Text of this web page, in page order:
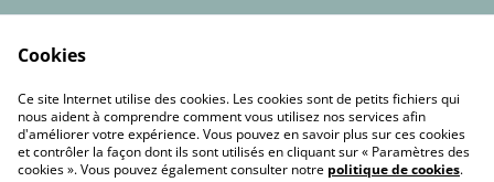
Contact Us
Legal Terms
Cookies
Ce site Internet utilise des cookies. Les cookies sont de petits fichiers qui
nous aident à comprendre comment vous utilisez nos services afin
d'améliorer votre expérience. Vous pouvez en savoir plus sur ces cookies
et contrôler la façon dont ils sont utilisés en cliquant sur « Paramètres des
cookies ». Vous pouvez également consulter notre politique de cookies.